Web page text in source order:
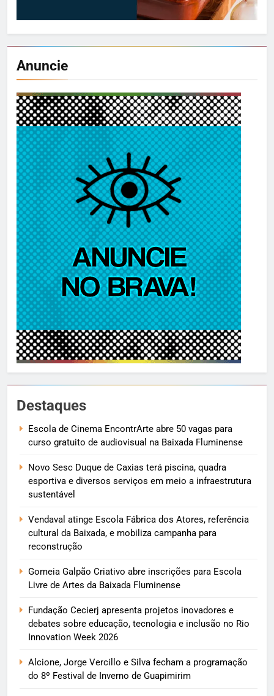
Anuncie
Destaques
Escola de Cinema EncontrArte abre 50 vagas para
curso gratuito de audiovisual na Baixada Fluminense
Novo Sesc Duque de Caxias terá piscina, quadra
esportiva e diversos serviços em meio a infraestrutura
sustentável
Vendaval atinge Escola Fábrica dos Atores, referência
cultural da Baixada, e mobiliza campanha para
reconstrução
Gomeia Galpão Criativo abre inscrições para Escola
Livre de Artes da Baixada Fluminense
Fundação Cecierj apresenta projetos inovadores e
debates sobre educação, tecnologia e inclusão no Rio
Innovation Week 2026
Alcione, Jorge Vercillo e Silva fecham a programação
do 8º Festival de Inverno de Guapimirim